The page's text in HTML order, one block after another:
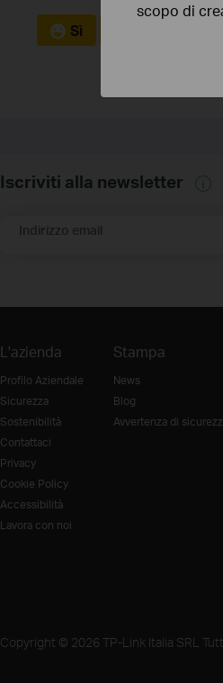
Sì
Iscriviti alla newsletter
Indirizzo email
L'azienda
Profilo Aziendale
Sicurezza
Sostenibilità
Contattaci
Privacy
Cookie Policy
Accessibilità
Lavora con noi
Stampa
News
Blog
Avvertenza di
Copyright © 2026 TP-Link Italia SRL
scopo di